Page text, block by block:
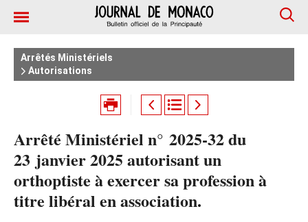
Arrêtés Ministériels
Autorisations
Arrêté Ministériel n° 2025‑32 du
23 janvier 2025 autorisant un
orthoptiste à exercer sa profession à
titre libéral en association.